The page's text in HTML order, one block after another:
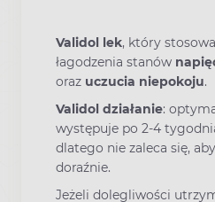
Validol lek, który
łagodzenia stanów
oraz uczucia niepokoju.
Validol działanie:
występuje po 2-4
dlatego nie zaleca się,
doraźnie.
Jeżeli dolegliwości